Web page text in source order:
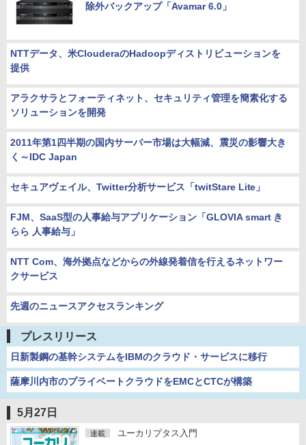
除外バックアップ「Avamar 6.0」
NTTデータ、米ClouderaのHadoopディストリビューションを
提供
アラクサラとフォーティネット、セキュリティ管理を簡素化する
ソリューションを開発
2011年第1四半期の国内サーバー市場は大幅減、震災の影響大き
く～IDC Japan
セキュアヴェイル、Twitter分析サービス「twitStare Lite」
FJM、SaaS型の人事給与アプリケーション「GLOVIA smart き
らら 人事給与」
NTT Com、海外拠点などからの外線発着信を行えるネットワー
クサービス
先週のニュースアクセスランキング
プレスリリース
日新製鋼の基幹システムをIBMのクラウド・サービスに移行
薩摩川内市のプライベートクラウドをEMCとCTCが構築
5月27日
連載 ユーカリプタス入門